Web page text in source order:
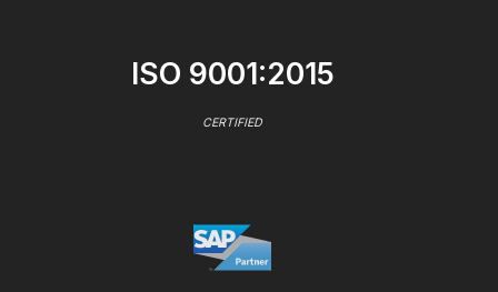
ISO 9001:2015
CERTIFIED